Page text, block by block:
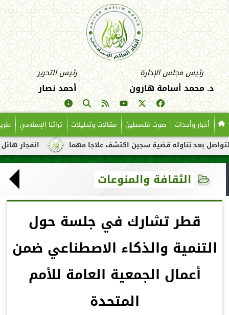
رئيس مجلس الإدارة
د. محمد أسامة هارون
رئيس التحرير
أحمد نصار
أخبار وأحداث صوت فلسطين مقالات وتحليلات تراثنا الإسلامي
انفجار هائل لناقلة تناوله قضية سجين اكتشف علاجا مهما
الثقافة والمنوعات
قطر تشارك في جلسة حول
التنمية والذكاء الاصطناعي ضمن
أعمال الجمعية العامة للأمم
المتحدة